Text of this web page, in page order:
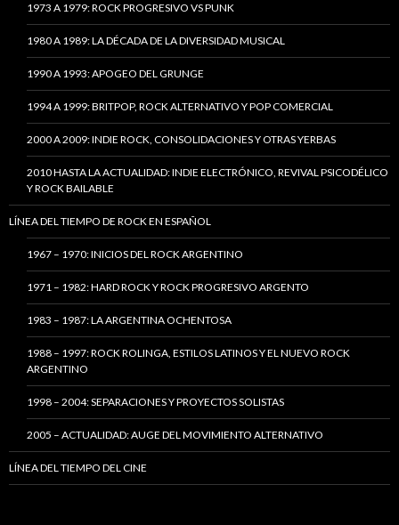
1973 A 1979: ROCK PROGRESIVO VS PUNK
1980 A 1989: LA DÉCADA DE LA DIVERSIDAD MUSICAL
1990 A 1993: APOGEO DEL GRUNGE
1994 A 1999: BRITPOP, ROCK ALTERNATIVO Y POP COMERCIAL
2000 A 2009: INDIE ROCK, CONSOLIDACIONES Y OTRAS YERBAS
2010 HASTA LA ACTUALIDAD: INDIE ELECTRÓNICO, REVIVAL PSICODÉLICO
Y ROCK BAILABLE
LÍNEA DEL TIEMPO DE ROCK EN ESPAÑOL
1967 – 1970: INICIOS DEL ROCK ARGENTINO
1971 – 1982: HARD ROCK Y ROCK PROGRESIVO ARGENTO
1983 – 1987: LA ARGENTINA OCHENTOSA
1988 – 1997: ROCK ROLINGA, ESTILOS LATINOS Y EL NUEVO ROCK
ARGENTINO
1998 – 2004: SEPARACIONES Y PROYECTOS SOLISTAS
2005 – ACTUALIDAD: AUGE DEL MOVIMIENTO ALTERNATIVO
LÍNEA DEL TIEMPO DEL CINE